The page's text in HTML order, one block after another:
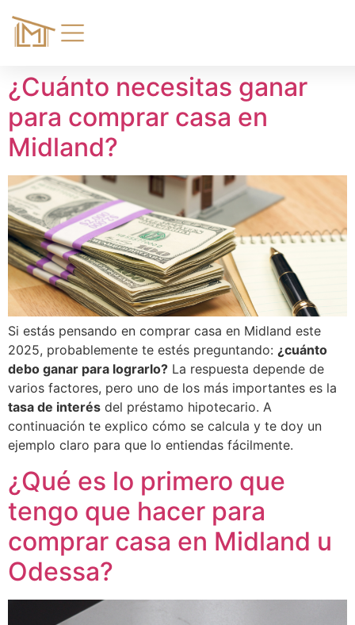
¿Cuánto necesitas ganar
para comprar casa en
Midland?
Si estás pensando en comprar casa en Midland este
2025, probablemente te estés preguntando: ¿cuánto
debo ganar para lograrlo? La respuesta depende de
varios factores, pero uno de los más importantes es la
tasa de interés del préstamo hipotecario. A
continuación te explico cómo se calcula y te doy un
ejemplo claro para que lo entiendas fácilmente.
¿Qué es lo primero que
tengo que hacer para
comprar casa en Midland u
Odessa?